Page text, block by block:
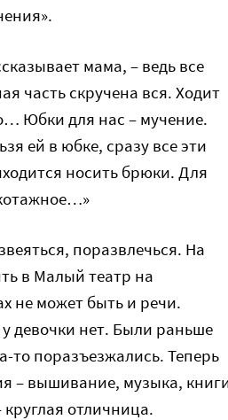
мама, – ведь все
часть скручена вся. Ходит
Юбки для нас – мучение.
ей в юбке, сразу все эти
носить брюки. Для
поразвлечься. На
в Малый театр на
не может быть и речи.
девочки нет. Были раньше
то поразъезжались. Теперь
– вышивание, музыка,
отличница.